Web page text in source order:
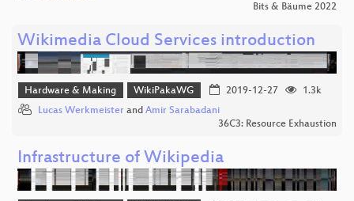
Bits & Bäume 2022
Wikimedia Cloud Services introduction
Hardware & Making WikiPakaWG 2019-12-27
1.3k
Lucas Werkmeister and Amir Sarabadani
36C3: Resource Exhaustion
Infrastructure of Wikipedia